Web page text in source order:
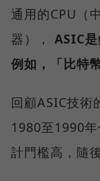
通用的CPU（
器）， ASIC
例如，「比特
回顧ASIC技術
1980至1990
計門檻高，隨